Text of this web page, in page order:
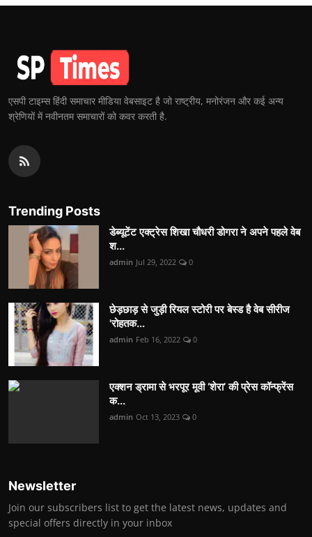
एसपी टाइम्स हिंदी समाचार मीडिया वेबसाइट है जो राष्ट्रीय, मनोरंजन और कई अन्य
श्रेणियों में नवीनतम समाचारों को कवर करती है.
Trending Posts
डेब्यूटेंट एक्ट्रेस शिखा चौधरी डोगरा ने अपने पहले वेब
श...
admin Jul 29, 2022 0
छेड़छाड़ से जुड़ी रियल स्टोरी पर बेस्ड है वेब सीरीज
'रोहतक...
admin Feb 16, 2022 0
एक्शन ड्रामा से भरपूर मूवी ‘शेरा’ की प्रेस कॉन्फ्रेंस
क...
admin Oct 13, 2023 0
Newsletter
Join our subscribers list to get the latest news, updates and
special offers directly in your inbox